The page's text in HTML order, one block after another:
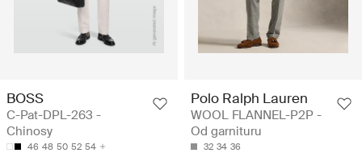
BOSS
C-Pat-DPL-263 -
Chinosy
46 48 50 52 54
Polo Ralph Lauren
WOOL FLANNEL-P2P -
Od garnituru
32 34 36